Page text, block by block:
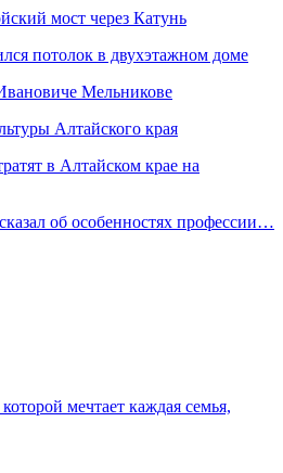
мост через Катунь
потолок в двухэтажном доме
Мельникове
Алтайского края
в Алтайском крае на
об особенностях профессии…
мечтает каждая семья,